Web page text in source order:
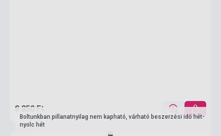
8 850 Ft
Boltunkban pillanatnyilag nem kapható, várható beszerzési idő hét-
nyolc hét